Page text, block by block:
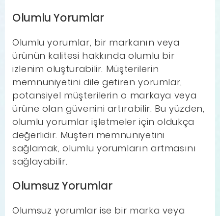
Olumlu Yorumlar
Olumlu yorumlar, bir markanın veya
ürünün kalitesi hakkında olumlu bir
izlenim oluşturabilir. Müşterilerin
memnuniyetini dile getiren yorumlar,
potansiyel müşterilerin o markaya veya
ürüne olan güvenini artırabilir. Bu yüzden,
olumlu yorumlar işletmeler için oldukça
değerlidir. Müşteri memnuniyetini
sağlamak, olumlu yorumların artmasını
sağlayabilir.
Olumsuz Yorumlar
Olumsuz yorumlar ise bir marka veya